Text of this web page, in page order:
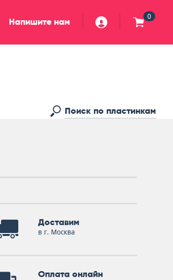
Напишите нам 0
Доставим
в г. Москва
Оплата онлайн